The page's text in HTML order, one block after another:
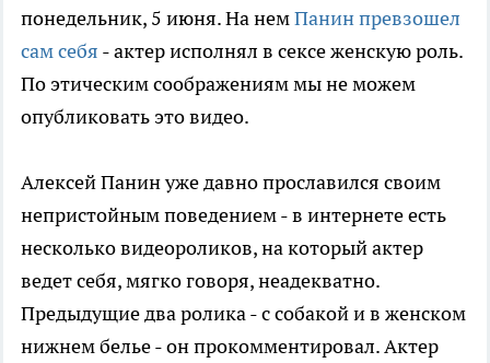
понедельник, 5 июня. На немПанин превзошел
сам себя - актер исполнял в сексе женскую роль.
По этическим соображениям мы не можем
опубликовать это видео.
Алексей Панин уже давно прославился своим
непристойным поведением - в интернете есть
несколько видеороликов, на который актер
ведет себя, мягко говоря, неадекватно.
Предыдущие два ролика - с собакой и в женском
нижнем белье - он прокомментировал. Актер